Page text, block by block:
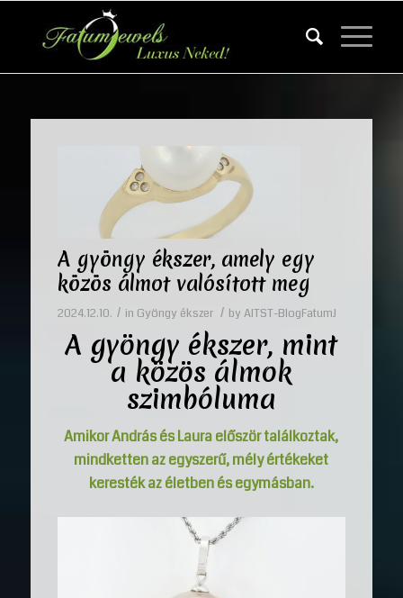
A gyöngy ékszer, amely egy
közös álmot valósított meg
2024.12.10. / in Gyöngy ékszer / by AITST-BlogFatumJ
A gyöngy ékszer, mint
a közös álmok
szimbóluma
Amikor András és Laura először találkoztak,
mindketten az egyszerű, mély értékeket
keresték az életben és egymásban.